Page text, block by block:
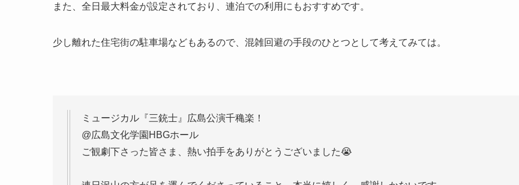
また、全日最大料金が設定されており、連泊での利用にもおすすめです。
少し離れた住宅街の駐車場などもあるので、混雑回避の手段のひとつとして考えてみては。
ミュージカル『三銃士』広島公演千穐楽！
@広島文化学園HBGホール
ご観劇下さった皆さま、熱い拍手をありがとうございました😭